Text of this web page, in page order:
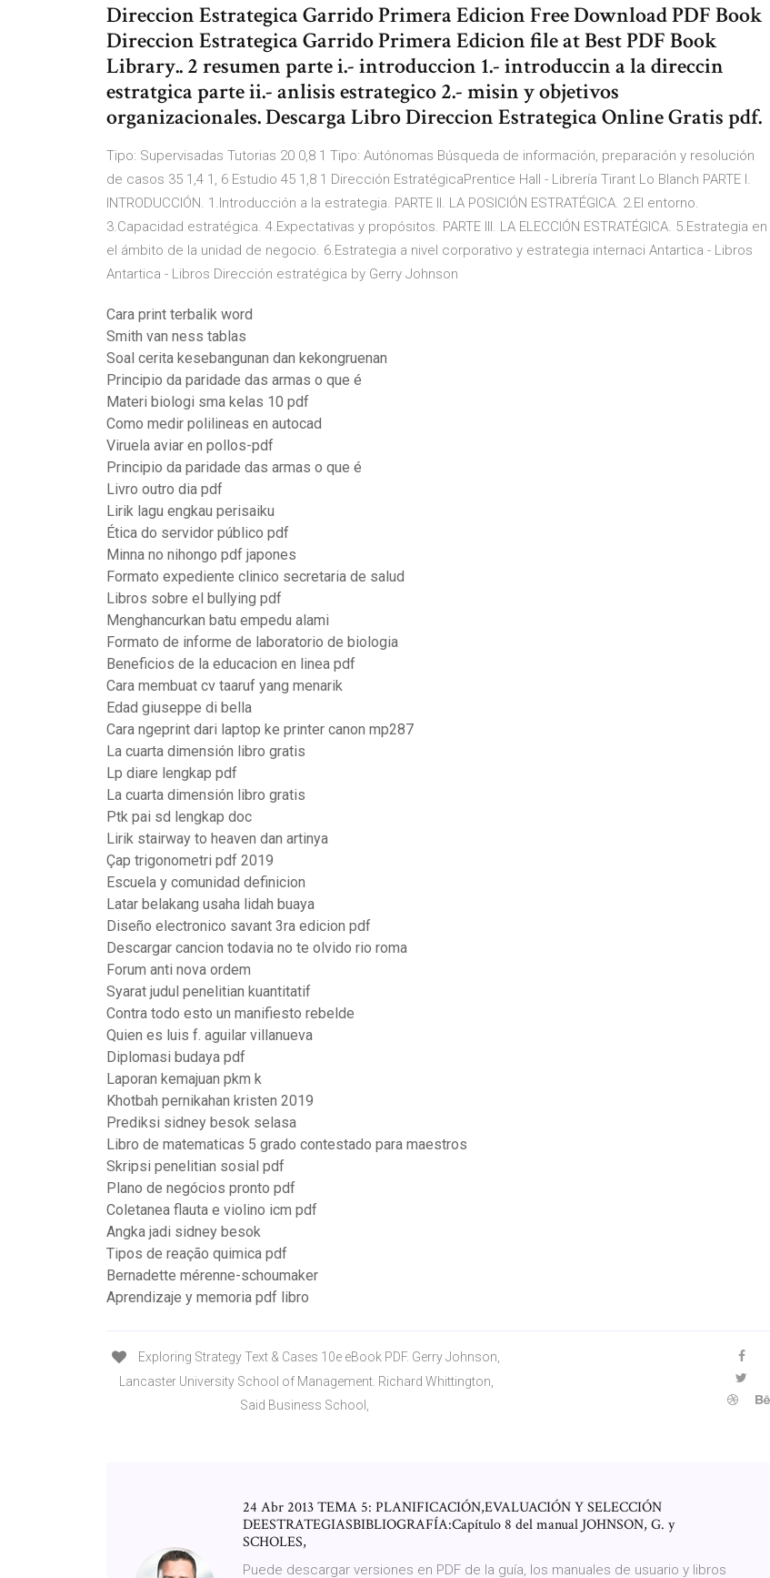
Direccion Estrategica Garrido Primera Edicion Free Download PDF Book
Direccion Estrategica Garrido Primera Edicion file at Best PDF Book
Library.. 2 resumen parte i.- introduccion 1.- introduccin a la direccin
estratgica parte ii.- anlisis estrategico 2.- misin y objetivos
organizacionales. Descarga Libro Direccion Estrategica Online Gratis pdf.
Tipo: Supervisadas Tutorias 20 0,8 1 Tipo: Autónomas Búsqueda de información, preparación y resolución
de casos 35 1,4 1, 6 Estudio 45 1,8 1 Dirección EstratégicaPrentice Hall - Librería Tirant Lo Blanch PARTE I.
INTRODUCCIÓN. 1.Introducción a la estrategia. PARTE II. LA POSICIÓN ESTRATÉGICA. 2.El entorno.
3.Capacidad estratégica. 4.Expectativas y propósitos. PARTE III. LA ELECCIÓN ESTRATÉGICA. 5.Estrategia en
el ámbito de la unidad de negocio. 6.Estrategia a nivel corporativo y estrategia internaci Antartica - Libros
Antartica - Libros Dirección estratégica by Gerry Johnson
Cara print terbalik word
Smith van ness tablas
Soal cerita kesebangunan dan kekongruenan
Principio da paridade das armas o que é
Materi biologi sma kelas 10 pdf
Como medir polilineas en autocad
Viruela aviar en pollos-pdf
Principio da paridade das armas o que é
Livro outro dia pdf
Lirik lagu engkau perisaiku
Ética do servidor público pdf
Minna no nihongo pdf japones
Formato expediente clinico secretaria de salud
Libros sobre el bullying pdf
Menghancurkan batu empedu alami
Formato de informe de laboratorio de biologia
Beneficios de la educacion en linea pdf
Cara membuat cv taaruf yang menarik
Edad giuseppe di bella
Cara ngeprint dari laptop ke printer canon mp287
La cuarta dimensión libro gratis
Lp diare lengkap pdf
La cuarta dimensión libro gratis
Ptk pai sd lengkap doc
Lirik stairway to heaven dan artinya
Çap trigonometri pdf 2019
Escuela y comunidad definicion
Latar belakang usaha lidah buaya
Diseño electronico savant 3ra edicion pdf
Descargar cancion todavia no te olvido rio roma
Forum anti nova ordem
Syarat judul penelitian kuantitatif
Contra todo esto un manifiesto rebelde
Quien es luis f. aguilar villanueva
Diplomasi budaya pdf
Laporan kemajuan pkm k
Khotbah pernikahan kristen 2019
Prediksi sidney besok selasa
Libro de matematicas 5 grado contestado para maestros
Skripsi penelitian sosial pdf
Plano de negócios pronto pdf
Coletanea flauta e violino icm pdf
Angka jadi sidney besok
Tipos de reação quimica pdf
Bernadette mérenne-schoumaker
Aprendizaje y memoria pdf libro
Exploring Strategy Text & Cases 10e eBook PDF. Gerry Johnson,
Lancaster University School of Management. Richard Whittington,
Said Business School,
24 Abr 2013 TEMA 5: PLANIFICACIÓN,EVALUACIÓN Y SELECCIÓN
DEESTRATEGIASBIBLIOGRAFÍA:Capítulo 8 del manual JOHNSON, G. y
SCHOLES,
Puede descargar versiones en PDF de la guía, los manuales de usuario y libros